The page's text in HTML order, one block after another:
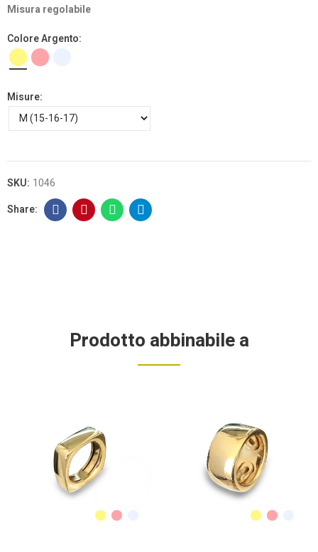
Misura regolabile
Colore Argento
Misure
SKU: 1046
Prodotto abbinabile a